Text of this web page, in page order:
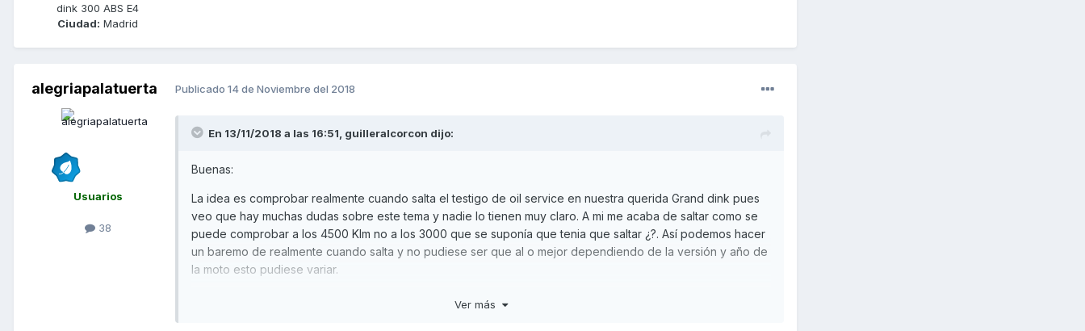
dink 300 ABS E4
Ciudad: Madrid
alegriapalatuerta
Usuarios
38
Publicado 14 de Noviembre del 2018
En 13/11/2018 a las 16:51, guilleralcorcon dijo:
Buenas:
La idea es comprobar realmente cuando salta el testigo de oil service en nuestra querida Grand dink pues
veo que hay muchas dudas sobre este tema y nadie lo tienen muy claro. A mi me acaba de saltar como se
puede comprobar a los 4500 Klm no a los 3000 que se suponía que tenia que saltar ¿?. Así podemos hacer
un baremo de realmente cuando salta y no pudiese ser que al o mejor dependiendo de la versión y año de
la moto esto pudiese variar.
Ver más